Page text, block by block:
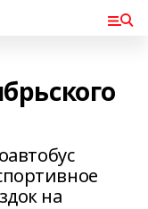
на